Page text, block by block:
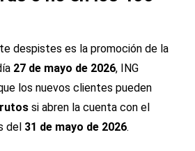
despistes es la promoción de la
27 de mayo de 2026, ING
los nuevos clientes pueden
si abren la cuenta con el
del 31 de mayo de 2026.